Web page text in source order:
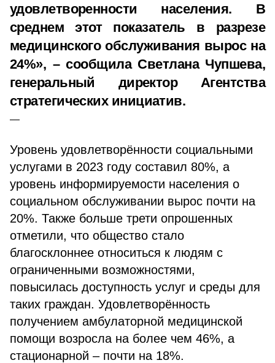
удовлетворенности населения. В
среднем этот показатель в разрезе
медицинского обслуживания вырос на
24%», – сообщила Светлана Чупшева,
генеральный директор Агентства
стратегических инициатив.
Уровень удовлетворённости социальными
услугами в 2023 году составил 80%, а
уровень информируемости населения о
социальном обслуживании вырос почти на
20%. Также больше трети опрошенных
отметили, что общество стало
благосклоннее относиться к людям с
ограниченными возможностями,
повысилась доступность услуг и среды для
таких граждан. Удовлетворённость
получением амбулаторной медицинской
помощи возросла на более чем 46%, а
стационарной – почти на 18%.